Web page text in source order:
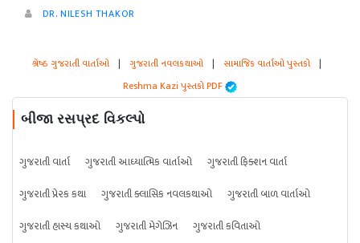
DR. NILESH THAKOR
શ્રેષ્ઠ ગુજરાતી વાર્તાઓ | ગુજરાતી નવલકથાઓ | સામાજિક વાર્તાઓ પુસ્તકો |
Reshma Kazi પુસ્તકો PDF
બીજા રસપ્રદ વિકલ્પો
ગુજરાતી વાર્તા ગુજરાતી આધ્યાત્મિક વાર્તાઓ
ગુજરાતી ફિક્શન વાર્તા
ગુજરાતી પ્રેરક કથા
ગુજરાતી ક્લાસિક નવલકથાઓ
ગુજરાતી બાળ વાર્તાઓ
ગુજરાતી હાસ્ય કથાઓ
ગુજરાતી મેગેઝિન
ગુજરાતી કવિતાઓ